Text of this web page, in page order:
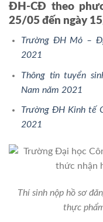
ĐH-CĐ theo
25/05 đến ngày
Trường ĐH Mỏ –
2021
Thông tin tuyển
Nam năm 2021
Trường ĐH Kinh tế
2021
Thí sinh nộp hồ sơ
thực